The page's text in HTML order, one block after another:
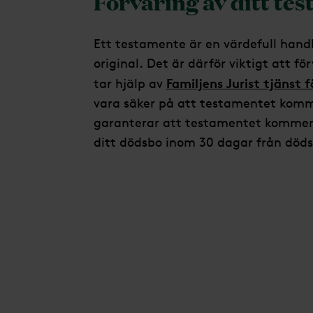
Ett testamente är en värdefull
original. Det är därför viktigt att
tar hjälp av Familjens Jurist tjänst
vara säker på att testamentet
garanterar att testamentet
ditt dödsbo inom 30 dagar från